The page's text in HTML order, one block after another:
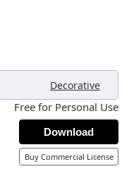
Decorative ,
Free for Personal Use
Download
Buy Commercial License